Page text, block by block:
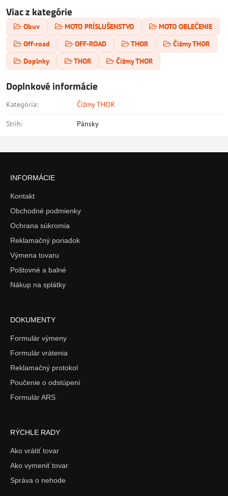
Viac z kategórie
Obuv MOTO PRÍSLUŠENSTVO
MOTO OBLEČENIE
Off-road
OFF-ROAD THOR
Čižmy THOR
Doplnky
THOR Čižmy THOR
Doplnkové informácie
Kategória: Čižmy THOR
Strih: Pánsky
INFORMÁCIE
Kontakt
Obchodné podmienky
Ochrana súkromia
Reklamačný poriadok
Výmena tovaru
Poštovné a balné
Nákup na splátky
DOKUMENTY
Formulár výmeny
Formulár vrátenia
Reklamačný protokol
Poučenie o odstúpení
Formulár ARS
RÝCHLE RADY
Ako vrátiť tovar
Ako vymeniť tovar
Správa o nehode